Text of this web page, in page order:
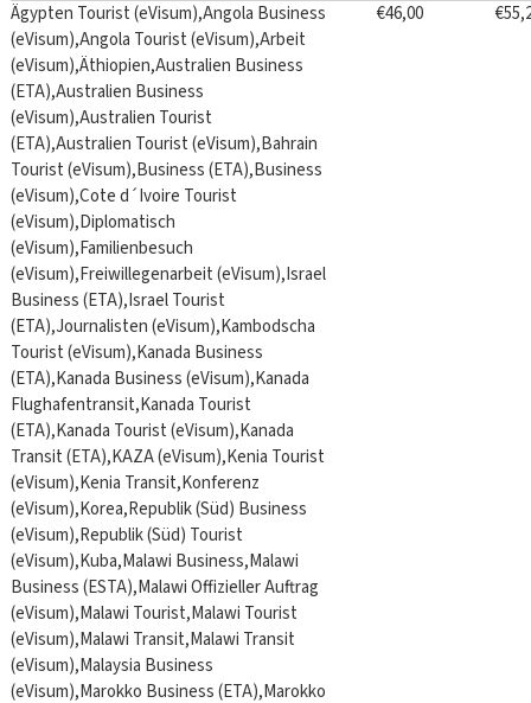
Ägypten Tourist (eVisum),Angola Business
(eVisum),Angola Tourist (eVisum),Arbeit
(eVisum),Äthiopien,Australien Business
(ETA),Australien Business
(eVisum),Australien Tourist
(ETA),Australien Tourist (eVisum),Bahrain
Tourist (eVisum),Business (ETA),Business
(eVisum),Cote d´Ivoire Tourist
(eVisum),Diplomatisch
(eVisum),Familienbesuch
(eVisum),Freiwillegenarbeit (eVisum),Israel
Business (ETA),Israel Tourist
(ETA),Journalisten (eVisum),Kambodscha
Tourist (eVisum),Kanada Business
(ETA),Kanada Business (eVisum),Kanada
Flughafentransit,Kanada Tourist
(ETA),Kanada Tourist (eVisum),Kanada
Transit (ETA),KAZA (eVisum),Kenia Tourist
(eVisum),Kenia Transit,Konferenz
(eVisum),Korea,Republik (Süd) Business
(eVisum),Republik (Süd) Tourist
(eVisum),Kuba,Malawi Business,Malawi
Business (ESTA),Malawi Offizieller Auftrag
(eVisum),Malawi Tourist,Malawi Tourist
(eVisum),Malawi Transit,Malawi Transit
(eVisum),Malaysia Business
(eVisum),Marokko Business (ETA),Marokko
€46,00